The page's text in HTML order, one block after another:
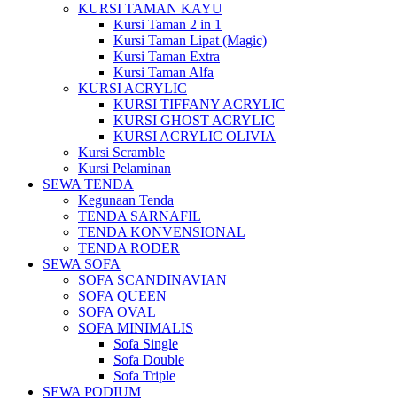
KURSI TAMAN KAYU
Kursi Taman 2 in 1
Kursi Taman Lipat (Magic)
Kursi Taman Extra
Kursi Taman Alfa
KURSI ACRYLIC
KURSI TIFFANY ACRYLIC
KURSI GHOST ACRYLIC
KURSI ACRYLIC OLIVIA
Kursi Scramble
Kursi Pelaminan
SEWA TENDA
Kegunaan Tenda
TENDA SARNAFIL
TENDA KONVENSIONAL
TENDA RODER
SEWA SOFA
SOFA SCANDINAVIAN
SOFA QUEEN
SOFA OVAL
SOFA MINIMALIS
Sofa Single
Sofa Double
Sofa Triple
SEWA PODIUM